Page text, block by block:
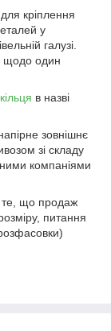
кріплення
у
галузі.
щодо один
кільця в назві
зовнішнє
зі складу
компаніями
те, що продаж
питання